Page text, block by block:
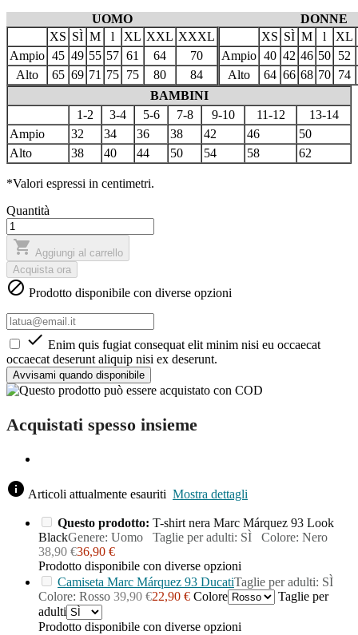
UOMO
DONNE
XS SÌ M l XL XXL XXXL
Ampio 45 49 55 57 61 64
70
Alto
65 69 71 75 75 80 84
XS SÌ M l
XL
Ampio 40 42 46 50 52
Alto
64 66 68 70 74
BAMBINI
1-2
3-4 5-6 7-8 9-10 11-12
13-14
Ampio
32 34 36 38 42 46
50
Alto
38 40 44 50 54 58 62
*Valori espressi in centimetri.
Quantità
 Aggiungi al carrello
Acquista ora
 Prodotto disponibile con diverse opzioni
 Enim quis fugiat consequat elit minim nisi eu occaecat
occaecat deserunt aliquip nisi ex deserunt.
Avvisami quando disponibile
Questo prodotto può essere acquistato con COD
Acquistati spesso insieme
info Articoli attualmente esauriti Mostra dettagli
Questo prodotto: T-shirt nera Marc Márquez 93 Look
BlackGenere: Uomo Taglie per adulti: SÌ Colore: Nero
38,90 €36,90 €
Prodotto disponibile con diverse opzioni
Camiseta Marc Márquez 93 DucatiTaglie per adulti: SÌ
Colore: Rosso 39,90 €22,90 € Colore
Taglie per
adulti
Prodotto disponibile con diverse opzioni